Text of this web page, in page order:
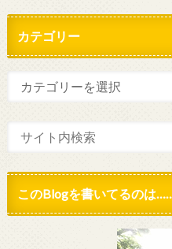
カテゴリー
このBlogを書いてるのは